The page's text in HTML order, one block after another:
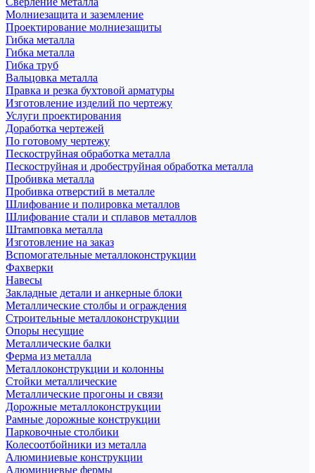
Молниезащита и заземление
Проектирование молниезащиты
Гибка металла
Гибка металла
Гибка труб
Вальцовка металла
Правка и резка бухтовой арматуры
Изготовление изделий по чертежу
Услуги проектирования
Доработка чертежей
По готовому чертежу
Пескоструйная обработка металла
Пескоструйная и дробеструйная обработка металла
Пробивка металла
Пробивка отверстий в металле
Шлифование и полировка металлов
Шлифование стали и сплавов металлов
Штамповка металла
Изготовление на заказ
Вспомогательные металлоконструкции
Фахверки
Навесы
Закладные детали и анкерные блоки
Металлические столбы и ограждения
Строительные металлоконструкции
Опоры несущие
Металлические балки
Ферма из металла
Металлоконструкции и колонны
Стойки металлические
Металлические прогоны и связи
Дорожные металлоконструкции
Рамные дорожные конструкции
Парковочные столбики
Колесоотбойники из металла
Алюминиевые конструкции
Алюминиевые фермы